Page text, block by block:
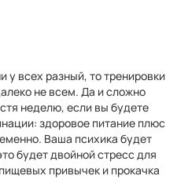
у всех разный, то тренировки
не всем. Да и сложно
неделю, если вы будете
здоровое питание плюс
Ваша психика будет
будет двойной стресс для
привычек и прокачка